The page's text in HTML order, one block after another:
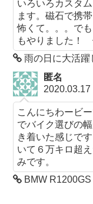
いろいろカスタ
ます。磁石で携
怖くて。。。で
もやりました！
雨の日に大活躍
匿名
2020.03.17
こんにちわービ
でバイク選びの
き着いた感じで
いて６万キロ超
みです。
BMW